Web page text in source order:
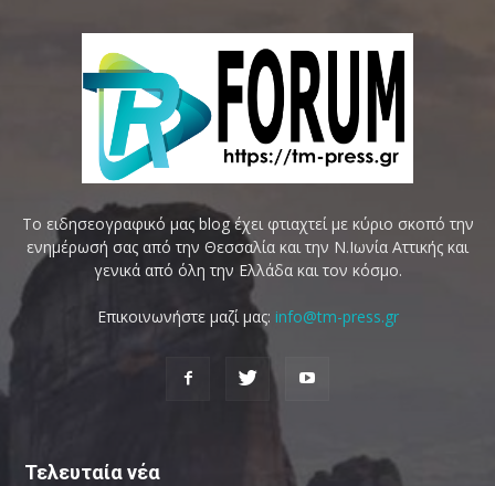
Το ειδησεογραφικό μας blog έχει φτιαχτεί με κύριο σκοπό την
ενημέρωσή σας από την Θεσσαλία και την Ν.Ιωνία Αττικής και
γενικά από όλη την Ελλάδα και τον κόσμο.
Επικοινωνήστε μαζί μας: info@tm-press.gr
Τελευταία νέα